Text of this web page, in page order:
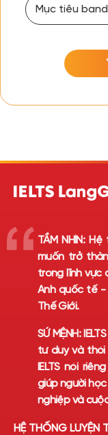
TẦM NHÌN:Hệ
muốn trở
trong lĩnh vực
Anh quốc tế -
Thế Giới.
SỨ MỆNH:
tư duy và thói
IELTS nói
giúp người
nghiệp và
HỆ THỐNG LUYỆN